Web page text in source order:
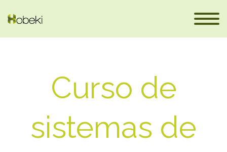
Curso de
sistemas de